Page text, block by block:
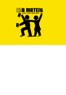
contenido